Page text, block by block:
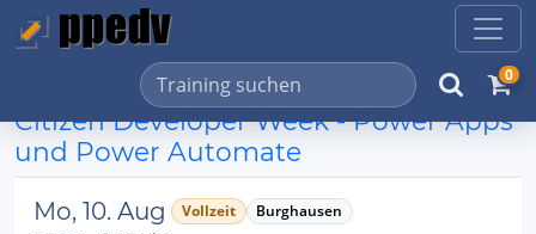
0
Citizen Developer Week - Power Apps
und Power Automate
Mo, 10. Aug Vollzeit Burghausen